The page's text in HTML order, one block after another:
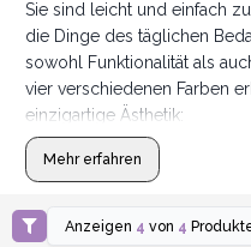
Sie sind leicht und einfach
die Dinge des täglichen
sowohl Funktionalität als
vier verschiedenen Farben
einzigartige Ästhetik:
Mehr erfahren
Anzeigen 4 von 4
Anmelden oder